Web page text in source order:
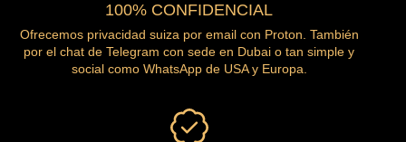
100% CONFIDENCIAL
Ofrecemos privacidad suiza por email con Proton. También
por el chat de Telegram con sede en Dubai o tan simple y
social como WhatsApp de USA y Europa.